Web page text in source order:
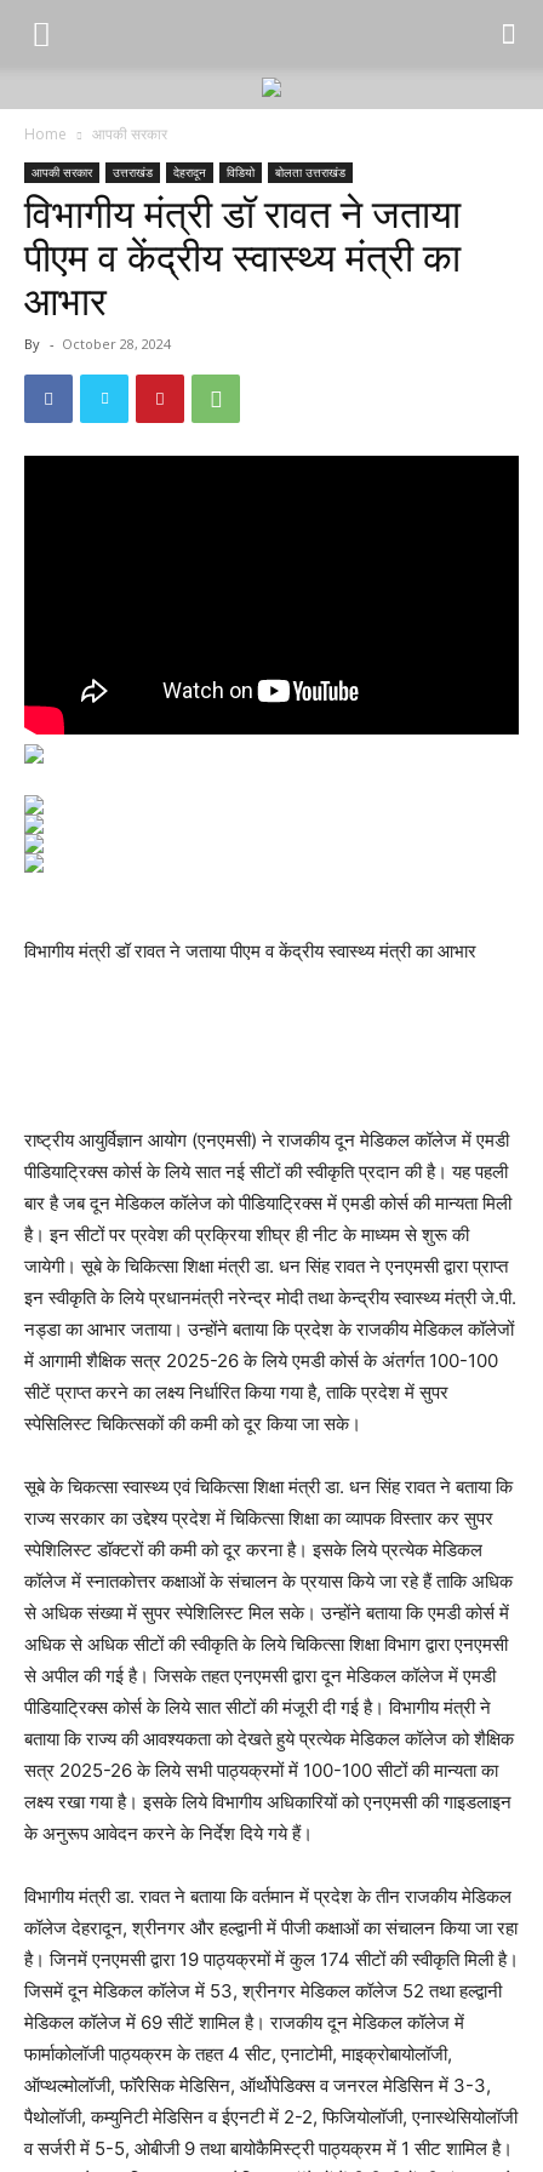
Home आपकी सरकार
आपकी सरकार उत्तराखंड देहरादून विडियो बोलता उत्तराखंड
विभागीय मंत्री डॉ रावत ने जताया
पीएम व केंद्रीय स्वास्थ्य मंत्री का
आभार
By - October 28, 2024
विभागीय मंत्री डॉ रावत ने जताया पीएम व केंद्रीय स्वास्थ्य मंत्री का आभार
राष्ट्रीय आयुर्विज्ञान आयोग (एनएमसी) ने राजकीय दून मेडिकल कॉलेज में एमडी
पीडियाट्रिक्स कोर्स के लिये सात नई सीटों की स्वीकृति प्रदान की है। यह पहली
बार है जब दून मेडिकल कॉलेज को पीडियाट्रिक्स में एमडी कोर्स की मान्यता मिली
है। इन सीटों पर प्रवेश की प्रक्रिया शीघ्र ही नीट के माध्यम से शुरू की
जायेगी। सूबे के चिकित्सा शिक्षा मंत्री डा. धन सिंह रावत ने एनएमसी द्वारा प्राप्त
इन स्वीकृति के लिये प्रधानमंत्री नरेन्द्र मोदी तथा केन्द्रीय स्वास्थ्य मंत्री जे.पी.
नड्डा का आभार जताया। उन्होंने बताया कि प्रदेश के राजकीय मेडिकल कॉलेजों
में आगामी शैक्षिक सत्र 2025-26 के लिये एमडी कोर्स के अंतर्गत 100-100
सीटें प्राप्त करने का लक्ष्य निर्धारित किया गया है, ताकि प्रदेश में सुपर
स्पेसिलिस्ट चिकित्सकों की कमी को दूर किया जा सके।
सूबे के चिकत्सा स्वास्थ्य एवं चिकित्सा शिक्षा मंत्री डा. धन सिंह रावत ने बताया कि
राज्य सरकार का उद्देश्य प्रदेश में चिकित्सा शिक्षा का व्यापक विस्तार कर सुपर
स्पेशिलिस्ट डॉक्टरों की कमी को दूर करना है। इसके लिये प्रत्येक मेडिकल
कॉलेज में स्नातकोत्तर कक्षाओं के संचालन के प्रयास किये जा रहे हैं ताकि अधिक
से अधिक संख्या में सुपर स्पेशिलिस्ट मिल सके। उन्होंने बताया कि एमडी कोर्स में
अधिक से अधिक सीटों की स्वीकृति के लिये चिकित्सा शिक्षा विभाग द्वारा एनएमसी
से अपील की गई है। जिसके तहत एनएमसी द्वारा दून मेडिकल कॉलेज में एमडी
पीडियाट्रिक्स कोर्स के लिये सात सीटों की मंजूरी दी गई है। विभागीय मंत्री ने
बताया कि राज्य की आवश्यकता को देखते हुये प्रत्येक मेडिकल कॉलेज को शैक्षिक
सत्र 2025-26 के लिये सभी पाठ्यक्रमों में 100-100 सीटों की मान्यता का
लक्ष्य रखा गया है। इसके लिये विभागीय अधिकारियों को एनएमसी की गाइडलाइन
के अनुरूप आवेदन करने के निर्देश दिये गये हैं।
विभागीय मंत्री डा. रावत ने बताया कि वर्तमान में प्रदेश के तीन राजकीय मेडिकल
कॉलेज देहरादून, श्रीनगर और हल्द्वानी में पीजी कक्षाओं का संचालन किया जा रहा
है। जिनमें एनएमसी द्वारा 19 पाठ्यक्रमों में कुल 174 सीटों की स्वीकृति मिली है।
जिसमें दून मेडिकल कॉलेज में 53, श्रीनगर मेडिकल कॉलेज 52 तथा हल्द्वानी
मेडिकल कॉलेज में 69 सीटें शामिल है। राजकीय दून मेडिकल कॉलेज में
फार्माकोलॉजी पाठ्यक्रम के तहत 4 सीट, एनाटोमी, माइक्रोबायोलॉजी,
ऑप्थल्मोलॉजी, फॉरेसिक मेडिसिन, ऑर्थोपेडिक्स व जनरल मेडिसिन में 3-3,
पैथोलॉजी, कम्युनिटी मेडिसिन व ईएनटी में 2-2, फिजियोलॉजी, एनास्थेसियोलॉजी
व सर्जरी में 5-5, ओबीजी 9 तथा बायोकैमिस्ट्री पाठ्यक्रम में 1 सीट शामिल है।